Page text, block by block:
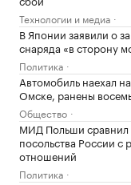
Технологии и медиа
В Японии заявили о
снаряда «в сторону
Политика
Автомобиль наехал
Омске, ранены
Общество
МИД Польши сравнил
посольства России с
отношений
Политика